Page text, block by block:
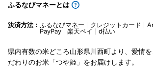
ふるなびマネーとは
決済方法： ふるなびマネー クレジットカード
PayPay
楽天ペイ d払い
県内有数の米どころ山形県川西町より、愛情
だわりのお米「つや姫」をお届けします。